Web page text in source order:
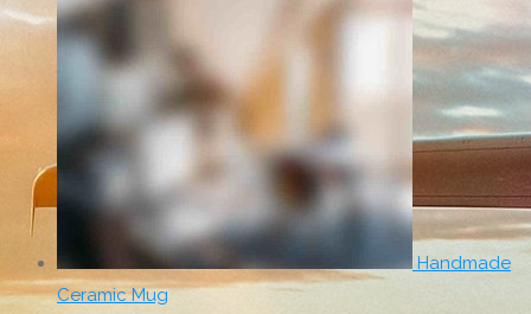
Handmade
Ceramic Mug